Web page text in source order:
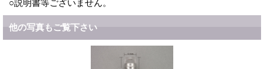
○説明書等ございません。
他の写真もご覧下さい